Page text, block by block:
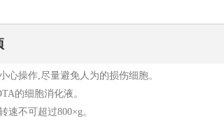
心操作,尽量避免人为的损伤细胞。
的细胞消化液。
速不可超过800×g。